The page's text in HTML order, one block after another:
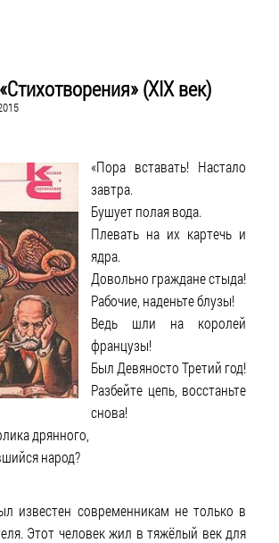
(XIX век)
«Пора вставать! Настало
завтра.
Бушует полая вода.
Плевать на их картечь и
ядра.
Довольно граждане стыда!
Рабочие, наденьте блузы!
Ведь шли на королей
французы!
Был Девяносто Третий год!
Разбейте цепь, восстаньте
снова!
дрянного,
народ?
известен современникам не только в
Этот человек жил в тяжёлый век для
CATEGORIES
VISIT WEBSITE